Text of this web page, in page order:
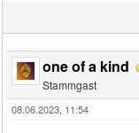
one of a kind
Stammgast
08.06.2023, 11:54